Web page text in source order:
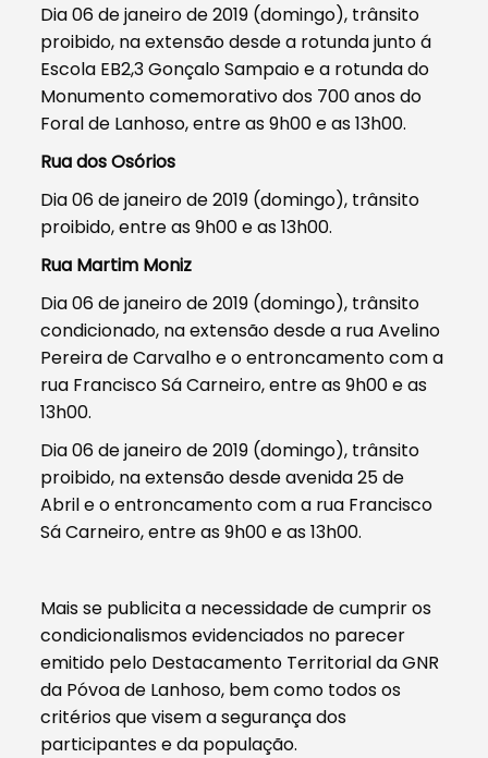
Dia 06 de janeiro de 2019 (domingo), trânsito
proibido, na extensão desde a rotunda junto á
Escola EB2,3 Gonçalo Sampaio e a rotunda do
Monumento comemorativo dos 700 anos do
Foral de Lanhoso, entre as 9h00 e as 13h00.
Rua dos Osórios
Dia 06 de janeiro de 2019 (domingo), trânsito
proibido, entre as 9h00 e as 13h00.
Rua Martim Moniz
Dia 06 de janeiro de 2019 (domingo), trânsito
condicionado, na extensão desde a rua Avelino
Pereira de Carvalho e o entroncamento com a
rua Francisco Sá Carneiro, entre as 9h00 e as
13h00.
Dia 06 de janeiro de 2019 (domingo), trânsito
proibido, na extensão desde avenida 25 de
Abril e o entroncamento com a rua Francisco
Sá Carneiro, entre as 9h00 e as 13h00.
Mais se publicita a necessidade de cumprir os
condicionalismos evidenciados no parecer
emitido pelo Destacamento Territorial da GNR
da Póvoa de Lanhoso, bem como todos os
critérios que visem a segurança dos
participantes e da população.